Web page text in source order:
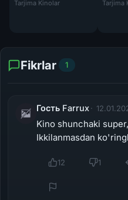
Tarjima Kinolar Tarjima
Fikrlar 1
Гость Farrux
Kino shunchaki
Ikkilanmasdan
12 1